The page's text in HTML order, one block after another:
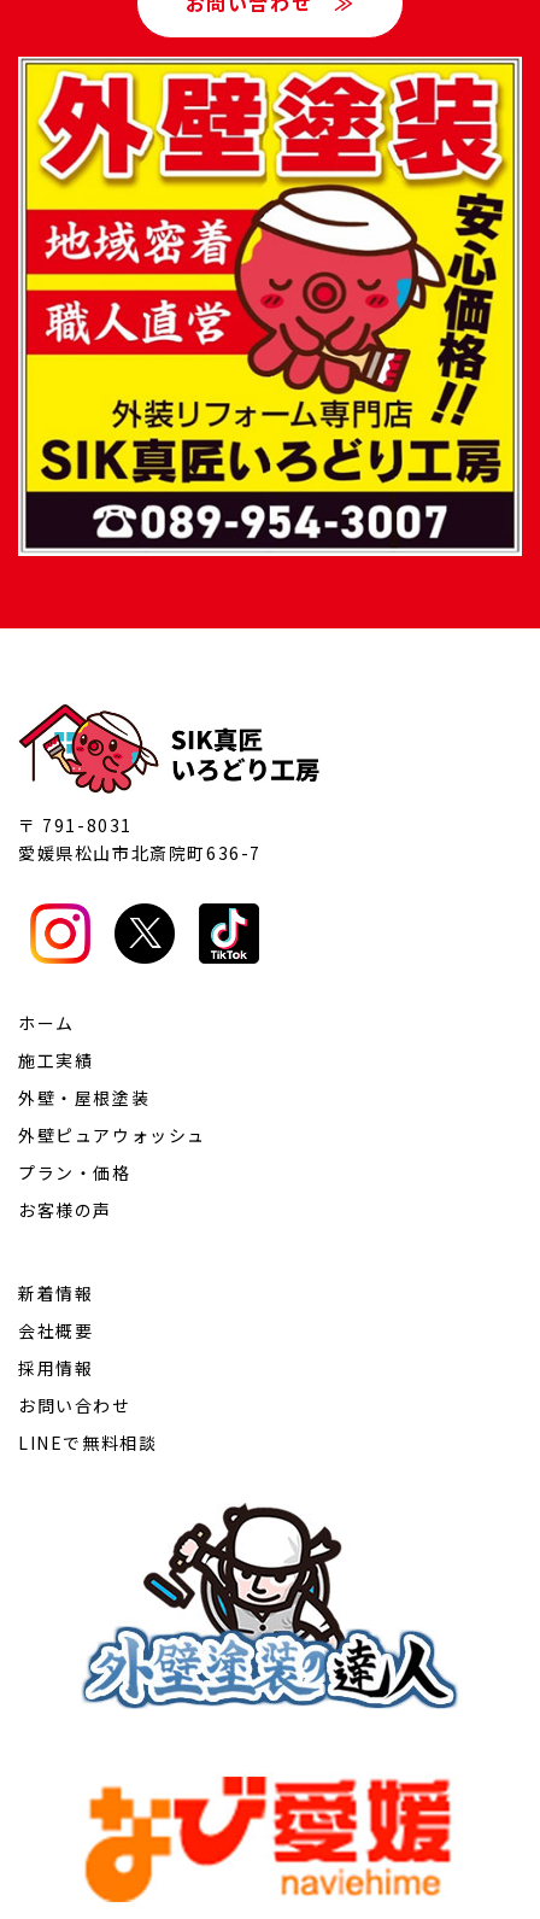
〒 791-8031
愛媛県松山市北斎院町636-7
ホーム
施工実績
外壁・屋根塗装
外壁ピュアウォッシュ
プラン・価格
お客様の声
新着情報
会社概要
採用情報
お問い合わせ
LINEで無料相談